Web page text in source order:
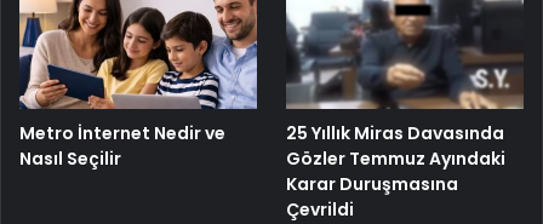
Metro İnternet Nedir ve
Nasıl Seçilir
25 Yıllık Miras Davasında
Gözler Temmuz Ayındaki
Karar Duruşmasına
Çevrildi